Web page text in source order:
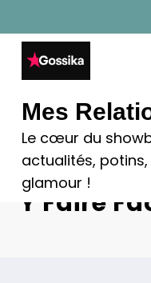
au
contenu
Mes
Le cœur du
actualités,
glamour !
Qu’est-
Y Faire